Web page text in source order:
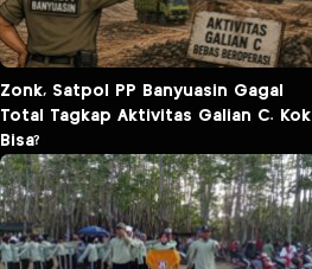
Zonk, Satpol PP Banyuasin Gagal
Total Tagkap Aktivitas Galian C. Kok
Bisa?